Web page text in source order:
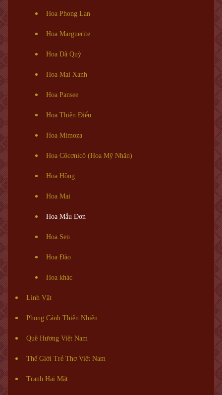
Hoa Phong Lan
Hoa Marguerite
Hoa Dã Quỳ
Hoa Mai Xanh
Hoa Pansee
Hoa Thiên Điểu
Hoa Mimoza
Hoa Côcơnicô (Hoa Mỹ Nhân)
Hoa Hồng
Hoa Mai
Hoa Mẫu Đơn
Hoa Sen
Hoa Đào
Hoa khác
Linh Vật
Phong Cảnh Thiên Nhiên
Quê Hương Việt Nam
Thế Giới Trẻ Thơ Việt Nam
Tranh Hai Mặt